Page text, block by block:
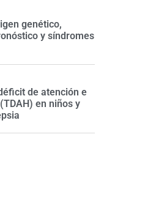
genético,
y síndromes
de atención e
en niños y